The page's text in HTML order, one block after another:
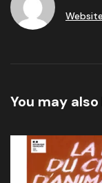
Website
You may